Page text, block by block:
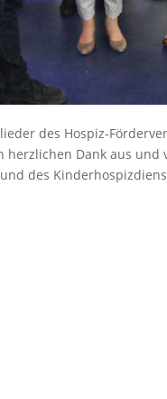
des Hospiz-
herzlichen Dank aus
des